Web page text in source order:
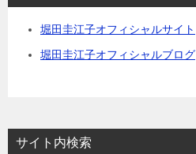
堀田圭江子オフィシャルサイト
堀田圭江子オフィシャルブログ
サイト内検索